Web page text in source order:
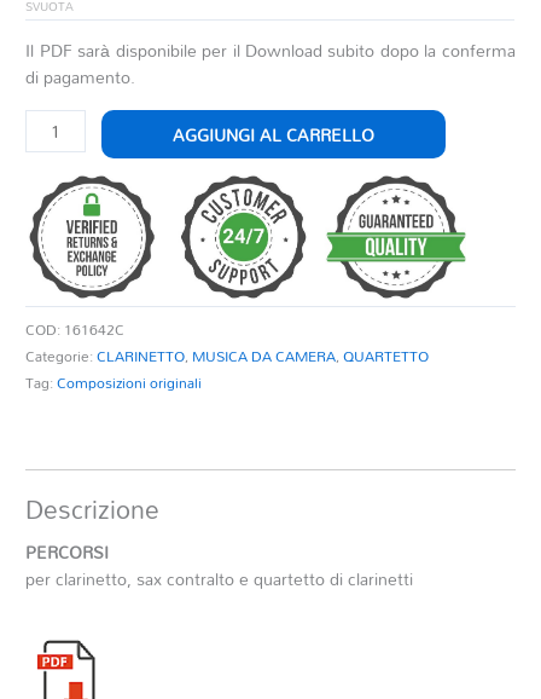
SVUOTA
Il PDF sarà disponibile per il Download subito dopo la conferma
di pagamento.
PERCORSI
PER
SAX
CT.
E
QUARTETTO
DI
CL.
quantità
AGGIUNGI AL CARRELLO
COD: 161642C
Categorie:CLARINETTO, MUSICA DA CAMERA,QUARTETTO
Tag:Composizioni originali
Descrizione
PERCORSI
per clarinetto, sax contralto e quartetto di clarinetti